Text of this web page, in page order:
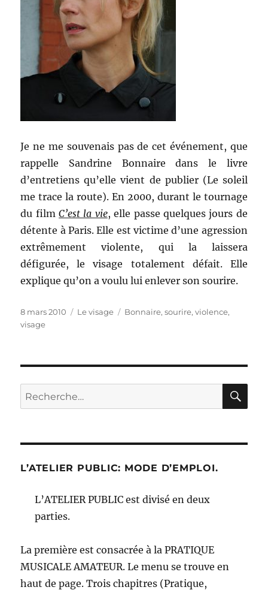
Je ne me souvenais pas de cet événement, que
rappelle Sandrine Bonnaire dans le livre
d’entretiens qu’elle vient de publier (Le soleil
me trace la route). En 2000, durant le tournage
du filmC’est la vie, elle passe quelques jours de
détente à Paris. Elle est victime d’une agression
extrêmement violente, qui la laissera
défigurée, le visage totalement défait. Elle
explique qu’on a voulu lui enlever son sourire.
Publié
le
8 mars 2010 Catégories
Le visage Étiquettes
Bonnaire,sourire,violence,
visage
Recherche
pour :
L’ATELIER PUBLIC: MODE D’EMPLOI.
L’ATELIER PUBLIC est divisé en deux
parties.
La première est consacrée à la PRATIQUE
MUSICALE AMATEUR. Le menu se trouve en
haut de page. Trois chapitres (Pratique,